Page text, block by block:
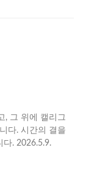
, 그 위에 캘리그
다. 시간의 결을
다. 2026.5.9.